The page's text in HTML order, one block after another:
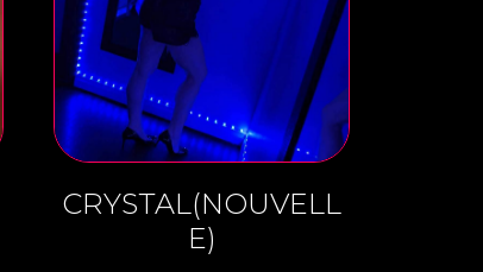
CRYSTAL(NOUVELL
E)